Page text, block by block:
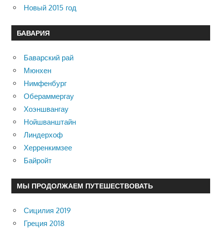
Новый 2015 год
БАВАРИЯ
Баварский рай
Мюнхен
Нимфенбург
Обераммергау
Хоэншвангау
Нойшванштайн
Линдерхоф
Херренкимзее
Байройт
МЫ ПРОДОЛЖАЕМ ПУТЕШЕСТВОВАТЬ
Сицилия 2019
Греция 2018